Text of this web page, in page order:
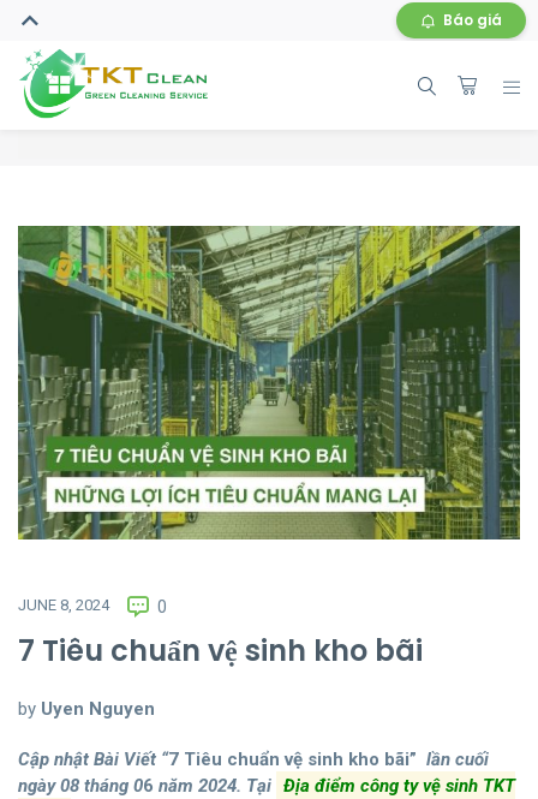
Báo giá
JUNE 8, 2024 0
7 Tiêu chuẩn vệ sinh kho bãi
by Uyen Nguyen
Cập nhật Bài Viết “7 Tiêu chuẩn vệ sinh kho bãi” lần cuối
ngày 08 tháng 06 năm 2024. Tại Địa điểm công ty vệ sinh TKT